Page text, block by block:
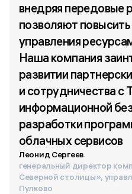
внедряя передовые
позволяют
управления
Наша компания
развитии
и сотрудничества с
информационной
разработки
облачных сервисов
Леонид Сергеев
генеральный директор
Северной столицы»,
Пулково